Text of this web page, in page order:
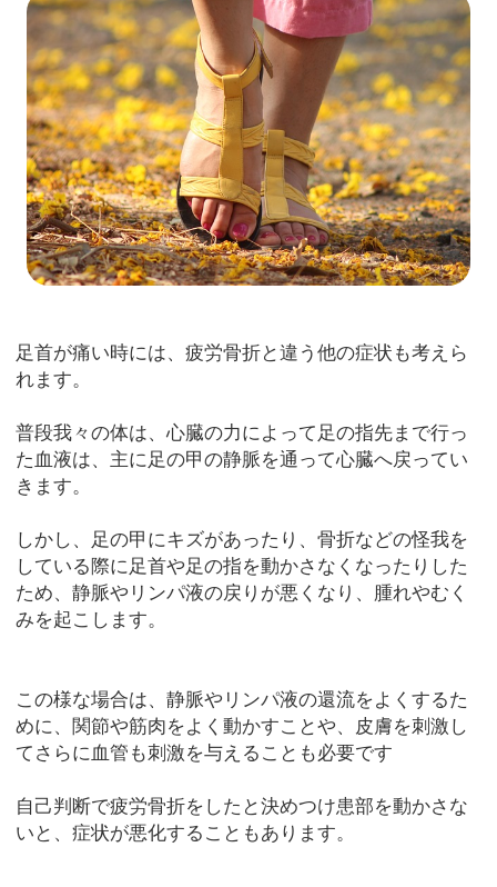
足首が痛い時には、疲労骨折と違う他の症状も考えら
れます。
普段我々の体は、心臓の力によって足の指先まで行っ
た血液は、主に足の甲の静脈を通って心臓へ戻ってい
きます。
しかし、足の甲にキズがあったり、骨折などの怪我を
している際に足首や足の指を動かさなくなったりした
ため、静脈やリンパ液の戻りが悪くなり、腫れやむく
みを起こします。
この様な場合は、静脈やリンパ液の還流をよくするた
めに、関節や筋肉をよく動かすことや、皮膚を刺激し
てさらに血管も刺激を与えることも必要です
自己判断で疲労骨折をしたと決めつけ患部を動かさな
いと、症状が悪化することもあります。